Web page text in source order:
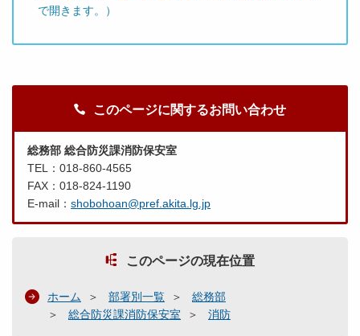
で開きます。）
このページに関するお問い合わせ
総務部 総合防災課消防保安室
TEL：018-860-4565
FAX：018-824-1190
E-mail： shobohoan@pref.akita.lg.jp
このページの現在位置
ホーム 部署別一覧
総務部
総合防災課消防保安室
消防